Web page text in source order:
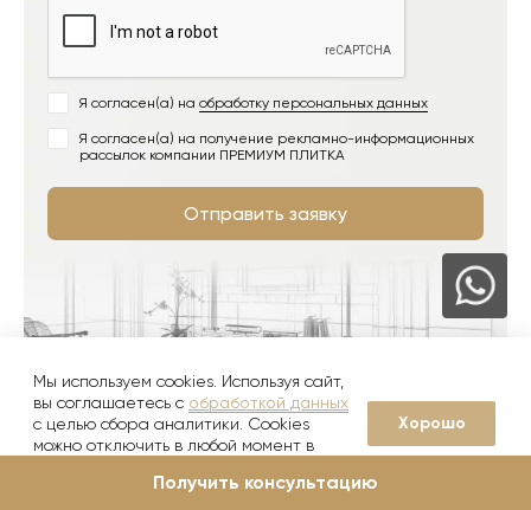
Я согласен(а) на обработку персональных данных
Я согласен(а) на получение рекламно-информационных
рассылок компании ПРЕМИУМ ПЛИТКА
Отправить заявку
Мы используем cookies. Используя сайт,
вы соглашаетесь с обработкой данных
с целью сбора аналитики. Cookies
можно отключить в любой момент в
Хорошо
Получить консультацию